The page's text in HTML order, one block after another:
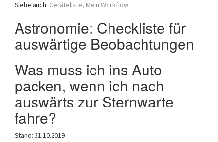
Siehe auch: Geräteliste, Mein Workflow
Astronomie: Checkliste für
auswärtige Beobachtungen
Was muss ich ins Auto
packen, wenn ich nach
auswärts zur Sternwarte
fahre?
Stand: 31.10.2019